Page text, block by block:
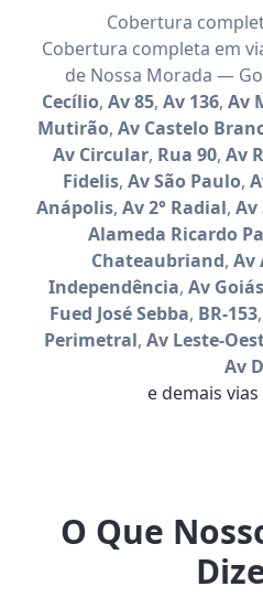
Cobertura
Cobertura completa em
de Nossa Morada —
Cecílio, Av 85, Av 136, Av
Mutirão, Av Castelo
Av Circular, Rua 90, Av
Fidelis, Av São Paulo,
Anápolis, Av 2° Radial, Av
Alameda Ricardo
Chateaubriand, Av
Independência, Av Goiás
Fued José Sebba, BR-153,
Perimetral, Av Leste-
Av D
e demais
O Que